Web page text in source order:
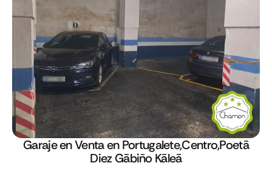
Garaje en Venta en Portugalete,Centro,Poetā
Diez Gābiño Kāleā